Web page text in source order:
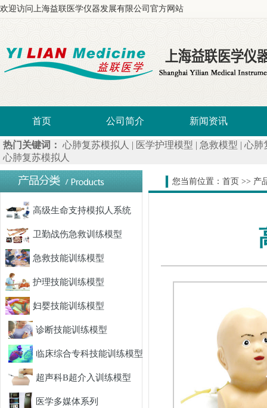
欢迎访问上海益联医学仪器发展有限公司官方网站
首页 公司简介 新闻资讯
热门关键词： 心肺复苏模拟人 | 医学护理模型 | 急救模型 | 心肺
心肺复苏模拟人
高级生命支持模拟人系统
卫勤战伤急救训练模型
急救技能训练模型
护理技能训练模型
妇婴技能训练模型
诊断技能训练模型
临床综合专科技能训练模型
超声科B超介入训练模型
医学多媒体系列
您当前位置： 首页 >> 产